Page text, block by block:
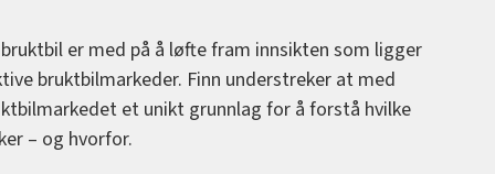
er med på å løfte fram innsikten som ligger
bruktbilmarkeder. Finn understreker at med
et unikt grunnlag for å forstå hvilke
– og hvorfor.